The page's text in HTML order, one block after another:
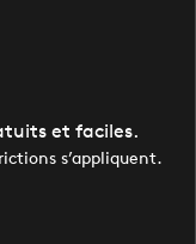
et faciles.
s’appliquent.